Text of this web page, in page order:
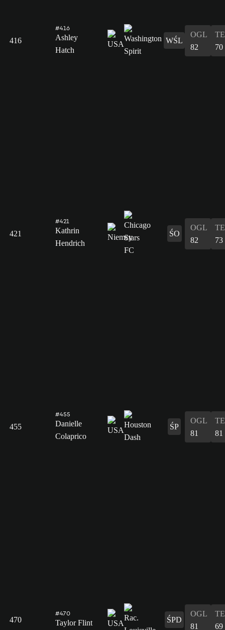
416
#416
Ashley
Hatch
WŚL
OGL
82
70
421
#421
Kathrin
Hendrich
ŚO
OGL
82
73
455
#455
Danielle
Colaprico
ŚP
OGL
81
81
470
#470
Taylor Flint ŚPD
OGL
81
69